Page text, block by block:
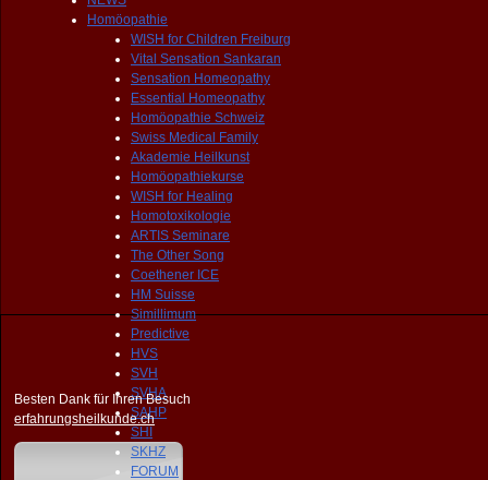
Homöopathie
WISH for Children Freiburg
Vital Sensation Sankaran
Sensation Homeopathy
Essential Homeopathy
Homöopathie Schweiz
Swiss Medical Family
Akademie Heilkunst
Homöopathiekurse
WISH for Healing
Homotoxikologie
ARTIS Seminare
The Other Song
Coethener ICE
HM Suisse
Simillimum
Predictive
HVS
SVH
SVHA
SAHP
SHI
SKHZ
FORUM
Besten Dank für Ihren Besuch
erfahrungsheilkunde.ch